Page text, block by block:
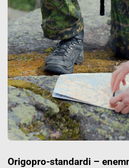
Origopro-standardi –